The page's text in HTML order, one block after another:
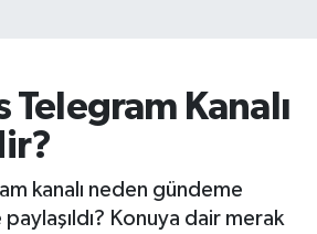
Telegram Kanalı
kanalı neden gündeme
Konuya dair merak